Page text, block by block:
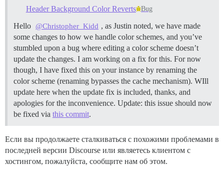
Header Background Color Reverts Bug
Hello @Christopher_Kidd , as Justin noted, we have made
some changes to how we handle color schemes, and you’ve
stumbled upon a bug where editing a color scheme doesn’t
update the changes. I am working on a fix for this. For now
though, I have fixed this on your instance by renaming the
color scheme (renaming bypasses the cache mechanism). WIll
update here when the update fix is included, thanks, and
apologies for the inconvenience. Update: this issue should now
be fixed via this commit.
Если вы продолжаете сталкиваться с похожими проблемами в
последней версии Discourse или являетесь клиентом с
хостингом, пожалуйста, сообщите нам об этом.